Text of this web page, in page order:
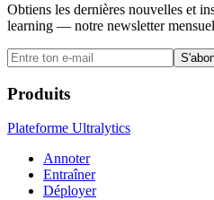
Obtiens les dernières nouvelles et
learning — notre newsletter
Produits
Plateforme Ultralytics
Annoter
Entraîner
Déployer